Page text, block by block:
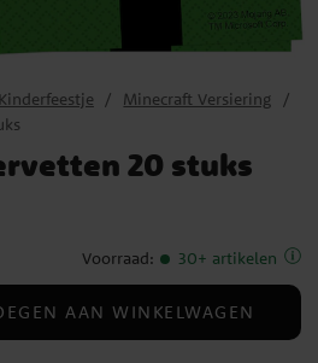
Kinderfeestje
Minecraft Versiering
20 stuks
Voorraad: 30+ artikelen
AAN WINKELWAGEN